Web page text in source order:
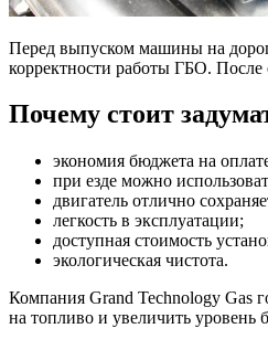
Перед выпуском машины на
корректности работы ГБО. После
Почему стоит
экономия бюджета на
при езде можно
двигатель отлично
легкость в эксплуатации;
доступная стоимость
экологическая чистота.
Компания Grand Technology Gas
на топливо и увеличить уровень